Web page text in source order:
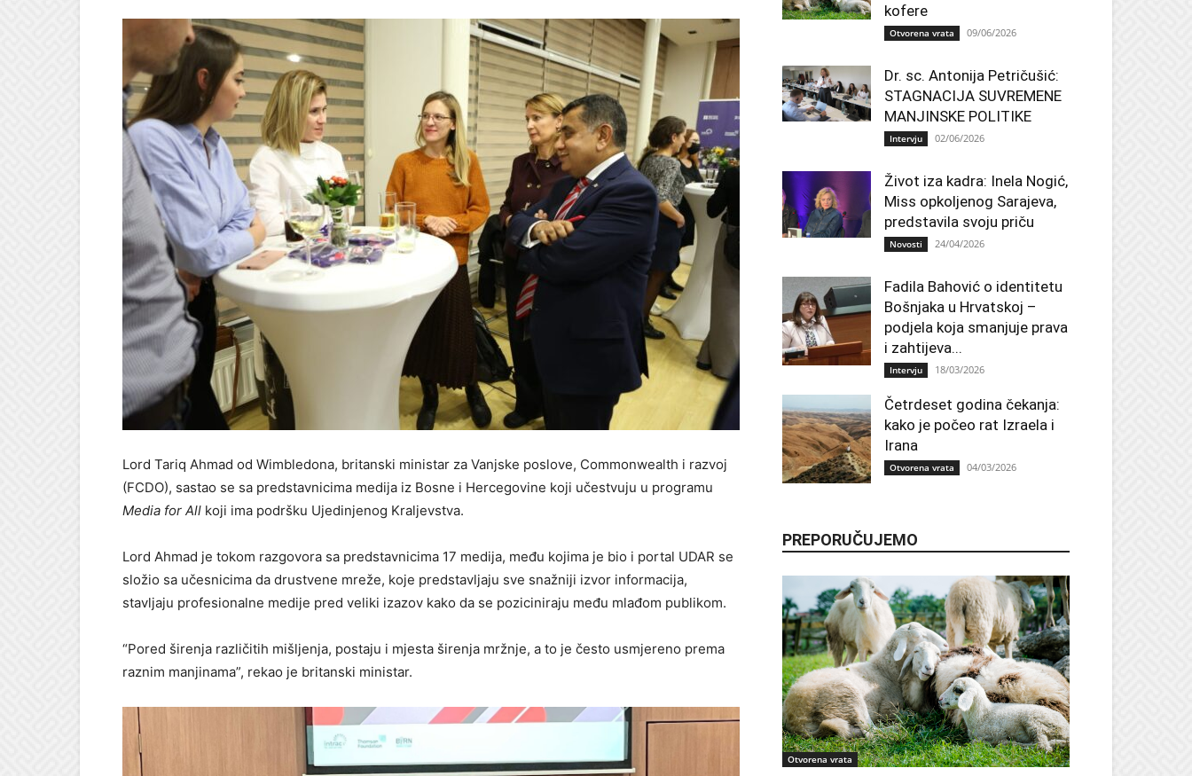
Lord Tariq Ahmad od Wimbledona, britanski ministar za Vanjske poslove, Commonwealth i razvoj
(FCDO), sastao se sa predstavnicima medija iz Bosne i Hercegovine koji učestvuju u programu
Media for All koji ima podršku Ujedinjenog Kraljevstva.
Lord Ahmad je tokom razgovora sa predstavnicima 17 medija, među kojima je bio i portal UDAR se
složio sa učesnicima da drustvene mreže, koje predstavljaju sve snažniji izvor informacija,
stavljaju profesionalne medije pred veliki izazov kako da se poziciniraju među mlađom publikom.
“Pored širenja različitih mišljenja, postaju i mjesta širenja mržnje, a to je često usmjereno prema
raznim manjinama”, rekao je britanski ministar.
kofere
Otvorena vrata 09/06/2026
Dr. sc. Antonija Petričušić:
STAGNACIJA SUVREMENE
MANJINSKE POLITIKE
Intervju 02/06/2026
Život iza kadra: Inela Nogić,
Miss opkoljenog Sarajeva,
predstavila svoju priču
Novosti 24/04/2026
Fadila Bahović o identitetu
Bošnjaka u Hrvatskoj –
podjela koja smanjuje prava
i zahtijeva...
Intervju 18/03/2026
Četrdeset godina čekanja:
kako je počeo rat Izraela i
Irana
Otvorena vrata 04/03/2026
PREPORUČUJEMO
Otvorena vrata